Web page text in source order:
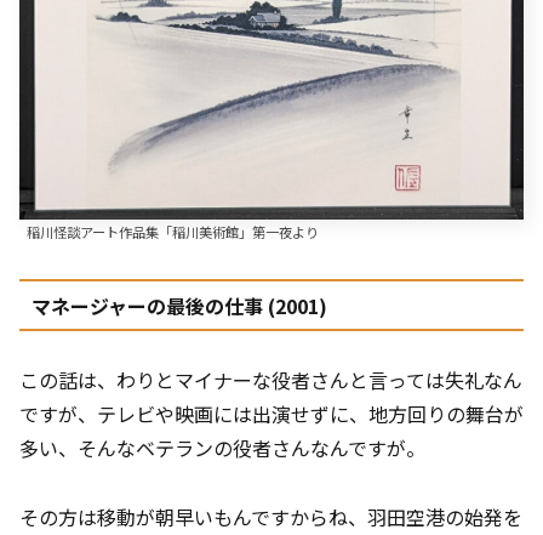
稲川怪談アート作品集「稲川美術館」第一夜より
マネージャーの最後の仕事 (2001)
この話は、わりとマイナーな役者さんと言っては失礼なん
ですが、テレビや映画には出演せずに、地方回りの舞台が
多い、そんなベテランの役者さんなんですが。
その方は移動が朝早いもんですからね、羽田空港の始発を